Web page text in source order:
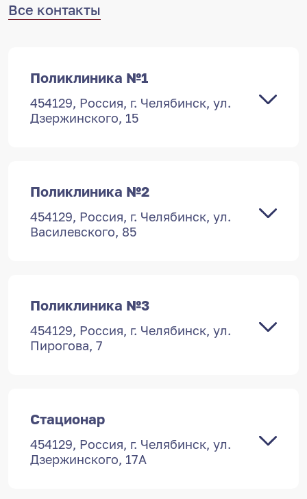
Все контакты
Поликлиника №1
454129, Россия, г. Челябинск, ул.
Дзержинского, 15
Дзержинского, 15
Поликлиника №2
454129, Россия, г. Челябинск, ул.
Василевского, 85
Поликлиника №3
454129, Россия, г. Челябинск, ул.
Пирогова, 7
Стационар
454129, Россия, г. Челябинск, ул.
Дзержинского, 17А